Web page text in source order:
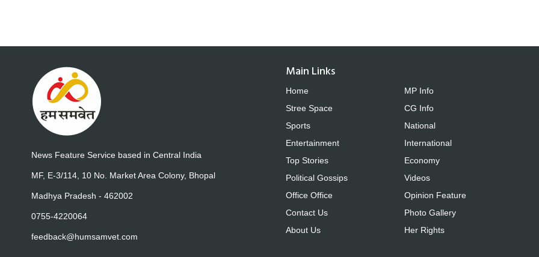
News Feature Service based in Central India
MF, E-3/114, 10 No. Market Area Colony, Bhopal
Madhya Pradesh - 462002
0755-4220064
feedback@humsamvet.com
Main Links
Home
Stree Space
Sports
Entertainment
Top Stories
Political Gossips
Office Office
Contact Us
About Us
MP Info
CG Info
National
International
Economy
Videos
Opinion Feature
Photo Gallery
Her Rights